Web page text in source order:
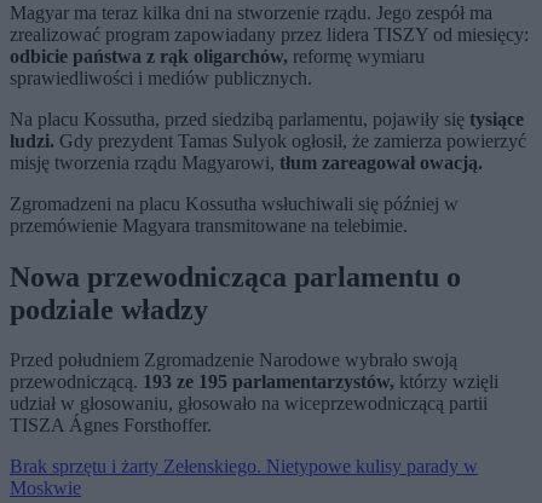
Magyar ma teraz kilka dni na stworzenie rządu. Jego zespół ma
zrealizować program zapowiadany przez lidera TISZY od miesięcy:
odbicie państwa z rąk oligarchów, reformę wymiaru
sprawiedliwości i mediów publicznych.
Na placu Kossutha, przed siedzibą parlamentu, pojawiły się tysiące
ludzi. Gdy prezydent Tamas Sulyok ogłosił, że zamierza powierzyć
misję tworzenia rządu Magyarowi, tłum zareagował owacją.
Zgromadzeni na placu Kossutha wsłuchiwali się później w
przemówienie Magyara transmitowane na telebimie.
Nowa przewodnicząca parlamentu o
podziale władzy
Przed południem Zgromadzenie Narodowe wybrało swoją
przewodniczącą. 193 ze 195 parlamentarzystów, którzy wzięli
udział w głosowaniu, głosowało na wiceprzewodniczącą partii
TISZA Ágnes Forsthoffer.
Brak sprzętu i żarty Zełenskiego. Nietypowe kulisy parady w
Moskwie